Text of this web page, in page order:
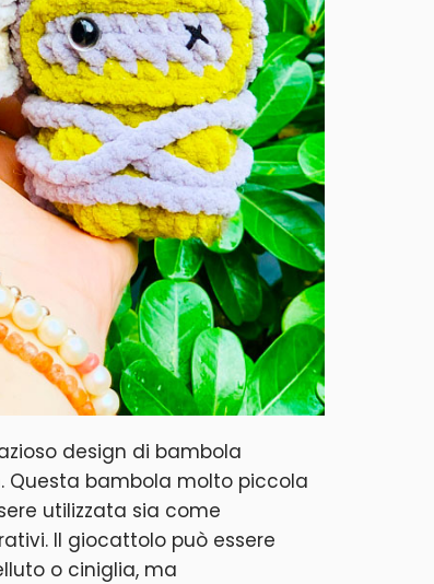
design di bambola
Questa bambola molto piccola
utilizzata sia come
Il giocattolo può essere
o ciniglia, ma